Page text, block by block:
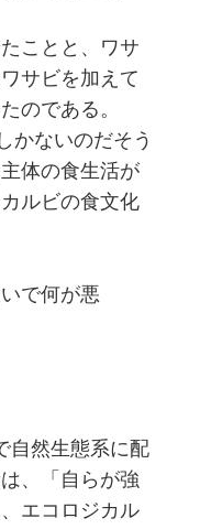
ことと、ワサ
サビを加えて
のである。
かないのだそう
体の食生活が
ルビの食文化
で何が悪
自然生態系に配
、「自らが強
エコロジカル